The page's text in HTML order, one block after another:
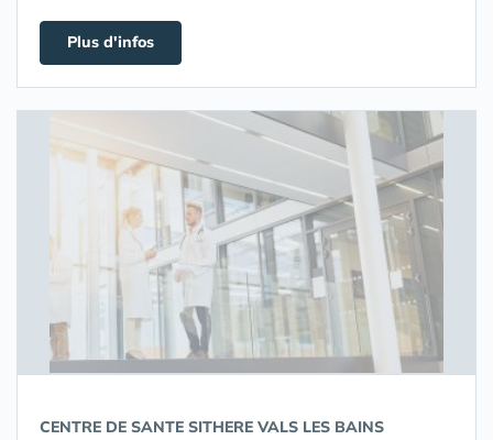
Plus d'infos
CENTRE DE SANTE SITHERE VALS LES BAINS